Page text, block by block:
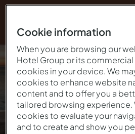
Reserve 7
gane
Exclusivo Pestana
Esta oferta ya no
Cookie information
When you are browsing our
Hotel Group or its
cookies in your device. We
cookies to enhance website
content and to offer you a
tailored browsing experience.
cookies to evaluate your
and to create and show you